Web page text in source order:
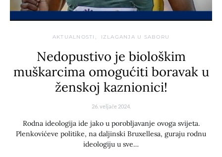
AKTUALNOSTI IZLAGANJA U SABORU
Nedopustivo je biološkim
muškarcima omogućiti boravak u
ženskoj kaznionici!
26. veljače 2024.
Rodna ideologija ide jako u porobljavanje ovoga svijeta.
Plenkovićeve politike, na daljinski Bruxellesa, guraju rodnu
ideologiju u sve…